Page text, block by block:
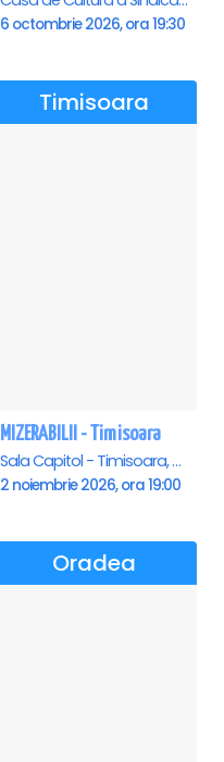
6 octombrie 2026, ora 19:30
Timisoara
MIZERABILII - Timisoara
Sala Capitol - Timisoara, Timisoara
2 noiembrie 2026, ora 19:00
Oradea